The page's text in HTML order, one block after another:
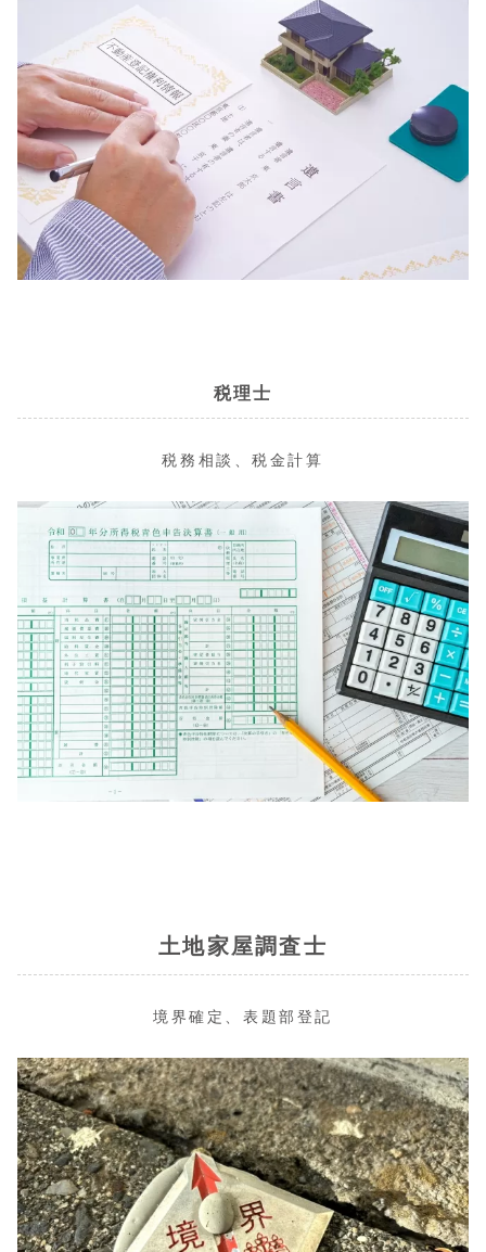
税理士
税務相談、税金計算
土地家屋調査士
境界確定、表題部登記